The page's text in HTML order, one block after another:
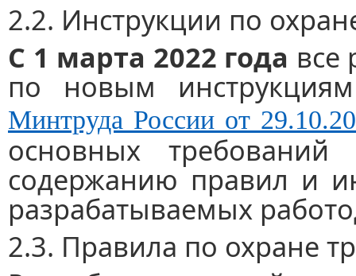
2.2. Инструкции по
С 1 марта 2022 года все
по новым
Минтруда России от
основных
содержанию правил и
разрабатываемых
2.3. Правила по охране